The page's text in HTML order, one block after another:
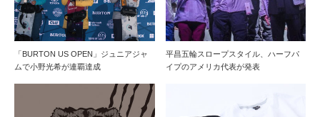
「BURTON US OPEN」ジュニアジャ
ムで小野光希が連覇達成
平昌五輪スロープスタイル、ハーフパ
イプのアメリカ代表が発表